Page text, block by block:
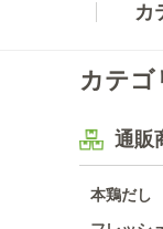
カ
カテゴ
通販
本鶏だし